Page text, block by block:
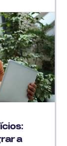
a